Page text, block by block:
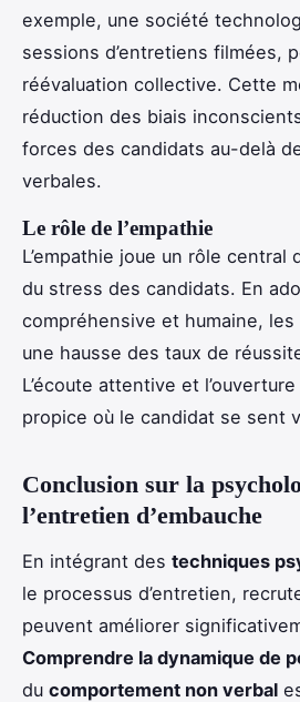
exemple, une société
sessions d’entretiens filmées,
réévaluation collective. Cette
réduction des biais
forces des candidats au-delà
verbales.
Le rôle de l’empathie
L’empathie joue un rôle central
du stress des candidats. En
compréhensive et humaine,
une hausse des taux de
L’écoute attentive et
propice où le candidat se sent
Conclusion sur la
l’entretien d’embauche
En intégrant des techniques
le processus d’entretien,
peuvent améliorer
Comprendre la dynamique de
du comportement non verbal